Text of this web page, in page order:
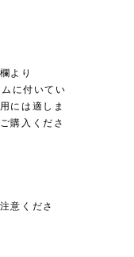
より
に付いてい
には適しま
購入くださ
意くださ